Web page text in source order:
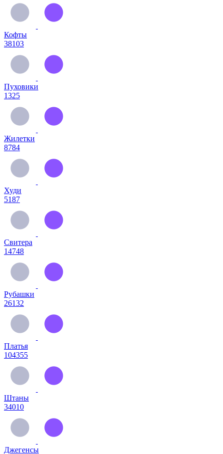
Кофты
38103
Пуховики
1325
Жилетки
8784
Худи
5187
Свитера
14748
Рубашки
26132
Платья
104355
Штаны
34010
Джегенсы